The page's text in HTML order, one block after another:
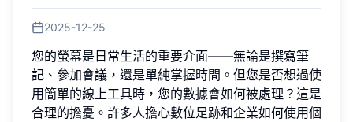
2025-12-25
您的螢幕是日常生活的重要介面——無論是撰寫筆
記、參加會議，還是單純掌握時間。但您是否想過使
用簡單的線上工具時，您的數據會如何被處理？這是
合理的擔憂。許多人擔心數位足跡和企業如何使用個